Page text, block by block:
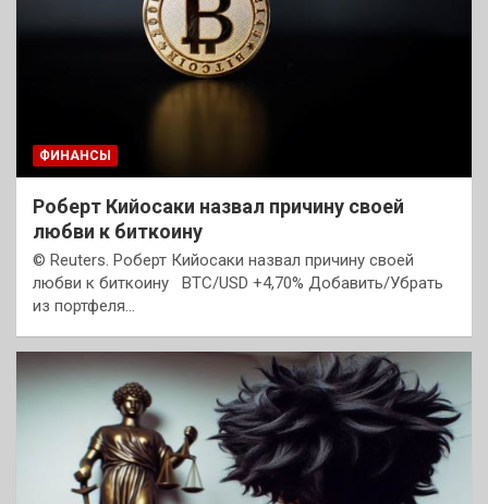
ФИНАНСЫ
Роберт Кийосаки назвал причину своей
любви к биткоину
© Reuters. Роберт Кийосаки назвал причину своей
любви к биткоину BTC/USD +4,70% Добавить/Убрать
из портфеля…